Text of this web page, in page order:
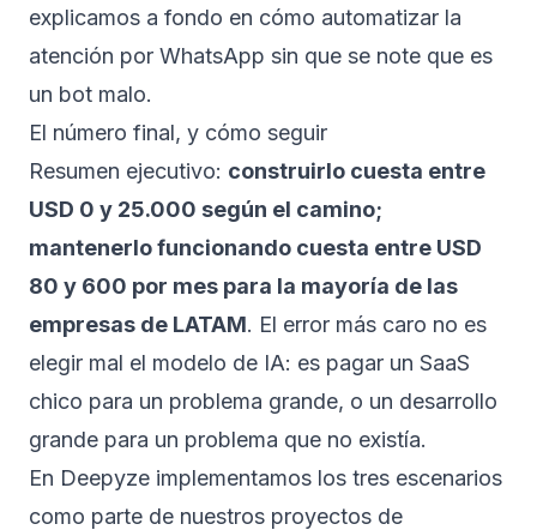
explicamos a fondo en cómo automatizar la
atención por WhatsApp sin que se note que es
un bot malo.
El número final, y cómo seguir
Resumen ejecutivo: construirlo cuesta entre
USD 0 y 25.000 según el camino;
mantenerlo funcionando cuesta entre USD
80 y 600 por mes para la mayoría de las
empresas de LATAM. El error más caro no es
elegir mal el modelo de IA: es pagar un SaaS
chico para un problema grande, o un desarrollo
grande para un problema que no existía.
En Deepyze implementamos los tres escenarios
como parte de nuestros proyectos de